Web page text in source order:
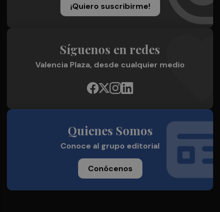
¡Quiero suscribirme!
Síguenos en redes
Valencia Plaza, desde cualquier medio
Quienes Somos
Conoce al grupo editorial
Conócenos